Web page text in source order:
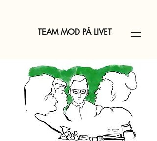
TEAM MOD PÅ LIVET